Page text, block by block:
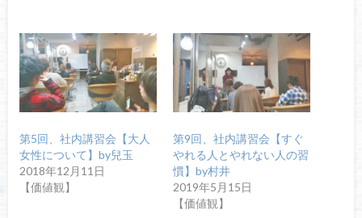
第5回、社内講習会【大人
女性について】by兒玉
2018年12月11日
【価値観】
第9回、社内講習会【すぐ
やれる人とやれない人の習
慣】by村井
2019年5月15日
【価値観】